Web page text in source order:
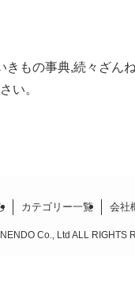
きもの事典,続々ざ
い。
カテゴリー一覧 会社
Co., Ltd ALL RIGHTS